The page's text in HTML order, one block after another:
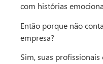
com histórias
Então porque não
empresa?
Sim, suas